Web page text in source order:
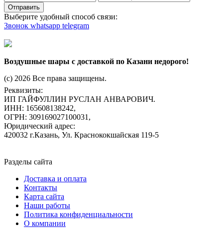
Отправить
Выберите удобный способ связи:
Звонок whatsapp telegram
Воздушные шары с доставкой по Казани недорого!
(c) 2026 Все права защищены.
Реквизиты:
ИП ГАЙФУЛЛИН РУСЛАН АНВАРОВИЧ.
ИНН: 165608138242,
ОГРН: 309169027100031,
Юридический адрес:
420032 г.Казань, Ул. Краснококшайская 119-5
Разделы сайта
Доставка и оплата
Контакты
Карта сайта
Наши работы
Политика конфиденциальности
О компании